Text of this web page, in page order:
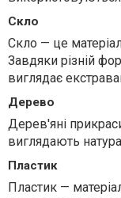
Скло
Скло — це
Завдяки різній
виглядає
Дерево
Дерев'яні
виглядають
Пластик
Пластик —